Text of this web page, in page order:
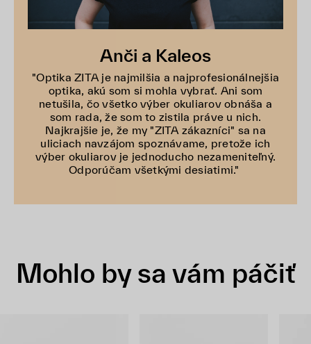
Anči a Kaleos
"Optika ZITA je najmilšia a najprofesionálnejšia
optika, akú som si mohla vybrať. Ani som
netušila, čo všetko výber okuliarov obnáša a
som rada, že som to zistila práve u nich.
Najkrajšie je, že my "ZITA zákazníci" sa na
uliciach navzájom spoznávame, pretože ich
výber okuliarov je jednoducho nezameniteľný.
Odporúčam všetkými desiatimi."
Mohlo by sa vám páčiť